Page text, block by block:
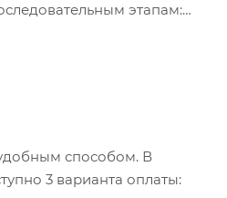
этапам:
заказ».
способом. В
3 варианта оплаты: